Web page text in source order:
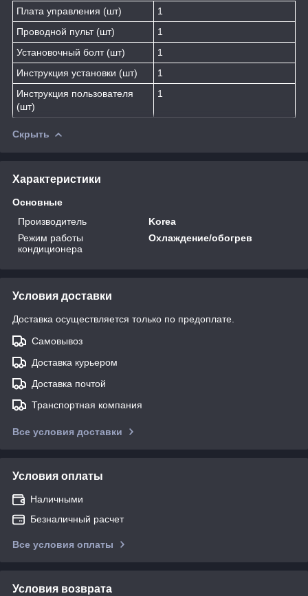
Плата управления (шт)
1
Проводной пульт (шт)
1
Установочный болт (шт)
1
Инструкция установки (шт)
1
Инструкция пользователя
(шт)
1
Скрыть
Характеристики
Основные
Производитель
Korea
Режим работы
кондиционера
Охлаждение/обогрев
Условия доставки
Доставка осуществляется только по предоплате.
Самовывоз
Доставка курьером
Доставка почтой
Транспортная компания
Все условия доставки
Условия оплаты
Наличными
Безналичный расчет
Все условия оплаты
Условия возврата